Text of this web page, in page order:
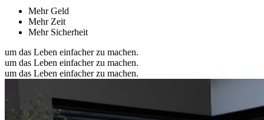
Mehr Geld
Mehr Zeit
Mehr Sicherheit
um das Leben einfacher zu machen.
um das Leben einfacher zu machen.
um das Leben einfacher zu machen.